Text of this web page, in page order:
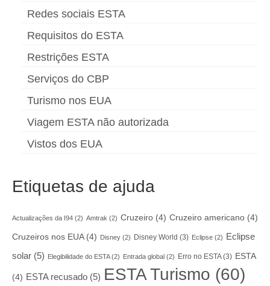
Redes sociais ESTA
Requisitos do ESTA
Restrições ESTA
Serviços do CBP
Turismo nos EUA
Viagem ESTA não autorizada
Vistos dos EUA
Etiquetas de ajuda
Actualizações da I94 (2) Amtrak (2) Cruzeiro (4) Cruzeiro americano (4)
Cruzeiros nos EUA(4) Disney (2) Disney World (3) Eclipse (2)
Eclipse
solar (5) Elegibilidade do ESTA(2) Entrada global (2) Erro no ESTA(3) ESTA
(4) ESTA recusado (5) ESTA Turismo (60)